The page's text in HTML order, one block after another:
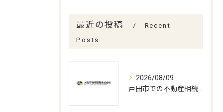
最近の投稿
Recent
Posts
2026/08/09